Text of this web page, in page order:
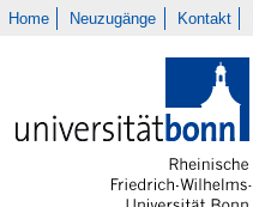
Home Neuzugänge Kontakt